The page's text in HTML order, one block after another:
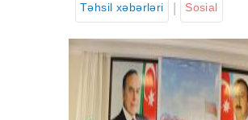
Təhsil xəbərləri Sosial